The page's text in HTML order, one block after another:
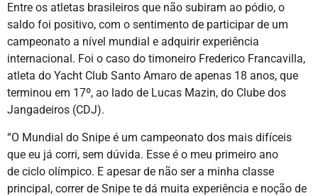
Entre os atletas brasileiros que não subiram ao pódio, o
saldo foi positivo, com o sentimento de participar de um
campeonato a nível mundial e adquirir experiência
internacional. Foi o caso do timoneiro Frederico Francavilla,
atleta do Yacht Club Santo Amaro de apenas 18 anos, que
terminou em 17º, ao lado de Lucas Mazin, do Clube dos
Jangadeiros (CDJ).
“O Mundial do Snipe é um campeonato dos mais difíceis
que eu já corri, sem dúvida. Esse é o meu primeiro ano
de ciclo olímpico. E apesar de não ser a minha classe
principal, correr de Snipe te dá muita experiência e noção de